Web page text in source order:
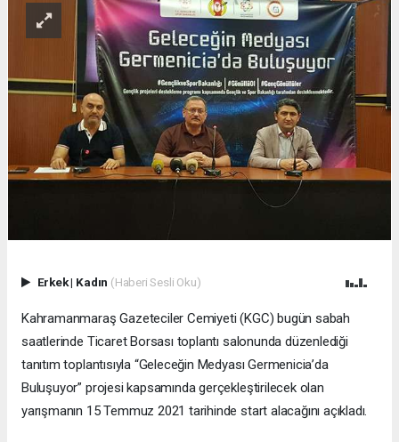
Erkek| Kadın (Haberi Sesli Oku)
Kahramanmaraş Gazeteciler Cemiyeti (KGC) bugün sabah
saatlerinde Ticaret Borsası toplantı salonunda düzenlediği
tanıtım toplantısıyla “Geleceğin Medyası Germenicia’da
Buluşuyor” projesi kapsamında gerçekleştirilecek olan
yarışmanın 15 Temmuz 2021 tarihinde start alacağını açıkladı.